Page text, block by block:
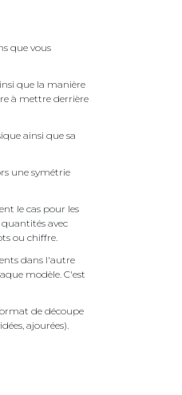
que vous
que la manière
à mettre derrière
ainsi que sa
une symétrie
le cas pour les
avec
ou chiffre.
dans l'autre
modèle. C'est
de découpe
ajourées).